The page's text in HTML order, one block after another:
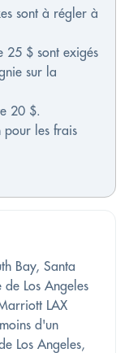
sont à régler à
25 $ sont exigés
sur la
20 $.
pour les frais
Bay, Santa
Los Angeles
LAX
d'un
Los Angeles,